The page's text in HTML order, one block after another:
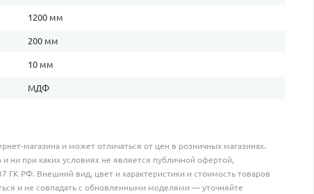
1200 мм
200 мм
10 мм
МДФ
магазина и может отличаться от цен в розничных магазинах.
ни при каких условиях не является публичной офертой,
ГК РФ. Внешний вид, цвет и характеристики и стоимость товаров
и не совпадать с обновленными моделями — уточняйте